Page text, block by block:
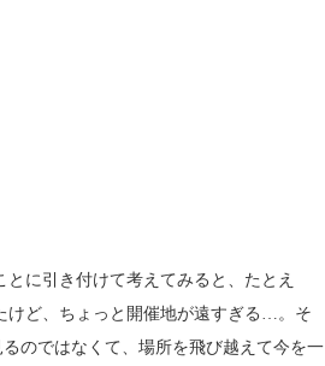
に引き付けて考えてみると、たとえ
けど、ちょっと開催地が遠すぎる…。そ
のではなくて、場所を飛び越えて今を一